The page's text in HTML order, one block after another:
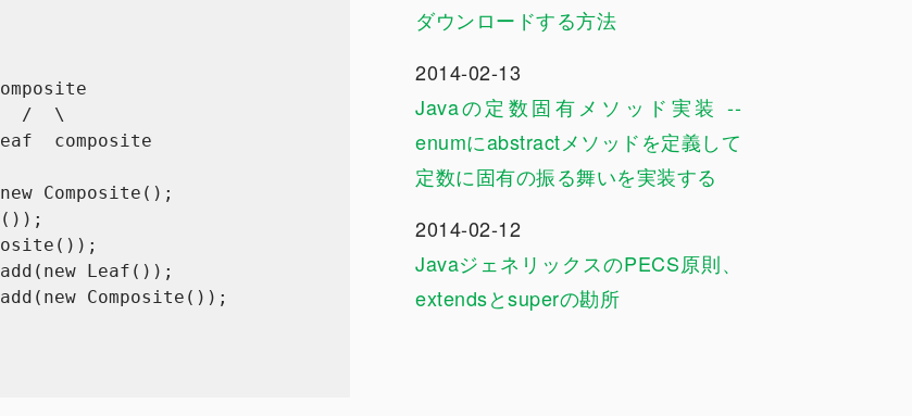
ダウンロードする方法
2014-02-13
Javaの定数固有メソッド実装 --
enumにabstractメソッドを定義して
定数に固有の振る舞いを実装する
2014-02-12
JavaジェネリックスのPECS原則、
extendsとsuperの勘所